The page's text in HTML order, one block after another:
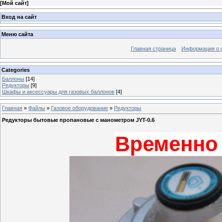
[Мой сайт]
Вход на сайт
Меню сайта
Главная страница Информация о
Categories
Баллоны [14]
Редукторы [9]
Шкафы и аксессуары для газовых баллонов [4]
Главная » Файлы » Газовое оборудование » Редукторы
Редукторы бытовые пропановые с манометром JYT-0.6
Временно